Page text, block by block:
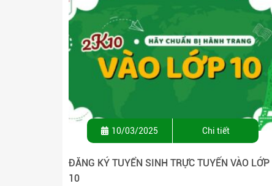
10/03/2025 Chi tiết
ĐĂNG KÝ TUYỂN SINH TRỰC TUYẾN VÀO LỚP
10